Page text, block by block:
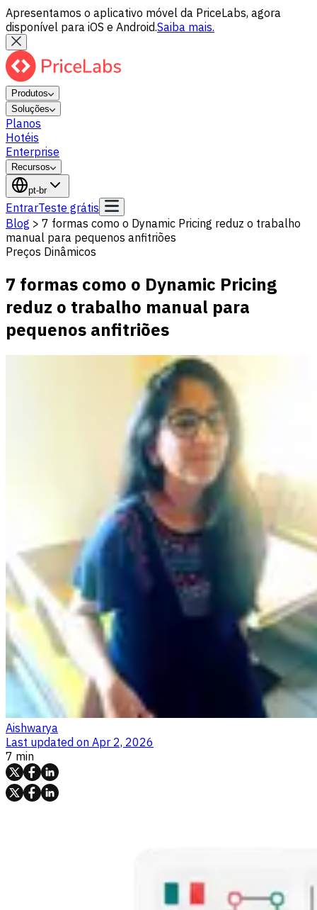
Apresentamos o aplicativo móvel da PriceLabs, agora
disponível para iOS e Android.Saiba mais.
Produtos
Soluções
Planos
Hotéis
Enterprise
Recursos
pt-br
EntrarTeste grátis
Blog > 7 formas como o Dynamic Pricing reduz o trabalho
manual para pequenos anfitriões
Preços Dinâmicos
7 formas como o Dynamic Pricing
reduz o trabalho manual para
pequenos anfitriões
Aishwarya
Last updated on Apr 2, 2026
7 min